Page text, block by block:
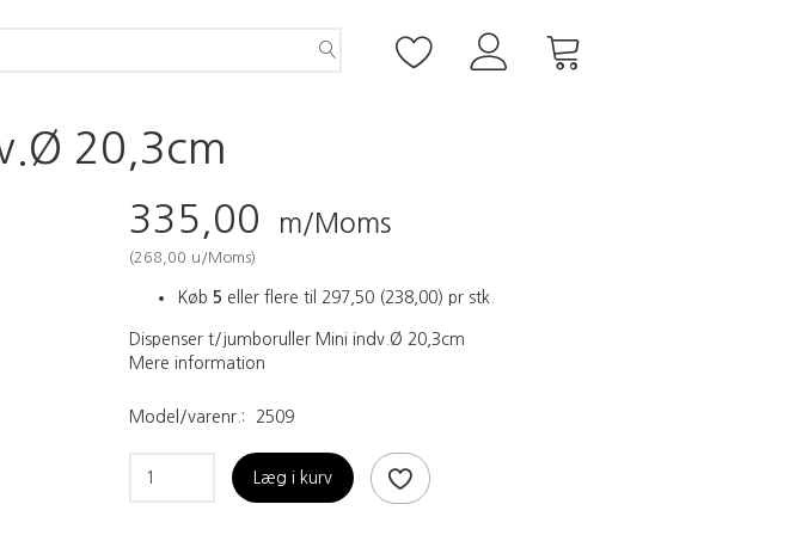
20,3cm
335,00 m/Moms
(268,00 u/Moms)
Køb 5 eller flere til 297,50 (238,00) pr stk.
Dispenser t/jumboruller Mini indv.Ø 20,3cm
Mere information
Model/varenr.: 2509
Læg i kurv